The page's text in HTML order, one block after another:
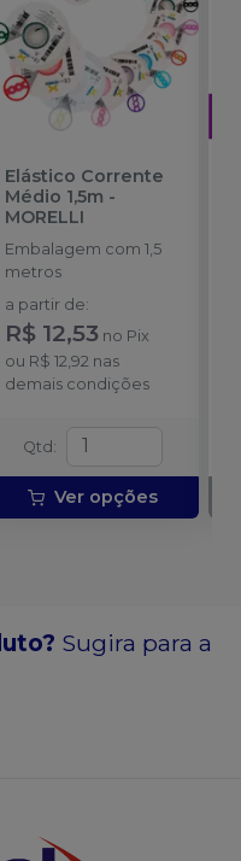
Elástico Corrente
Médio 1,5m -
MORELLI
Embalagem com 1,5
metros
a partir de:
R$ 12,53 no Pix
ou R$ 12,92 nas
demais condições
Qtd :
Ver opções
Sugira para a